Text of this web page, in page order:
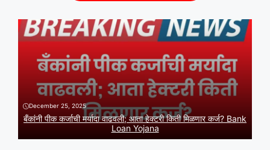
December 25, 2025
बँकांनी पीक कर्जाची मर्यादा वाढवली; आता हेक्टरी किती मिळणार कर्ज? Bank
Loan Yojana